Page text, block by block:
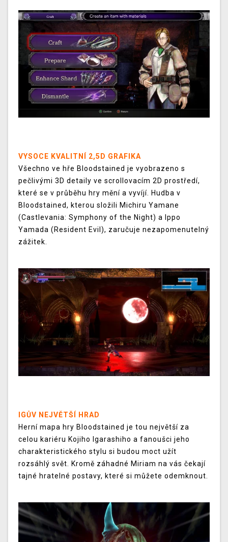
VYSOCE KVALITNÍ 2,5D GRAFIKA
Všechno ve hře Bloodstained je vyobrazeno s
pečlivými 3D detaily ve scrollovacím 2D prostředí,
které se v průběhu hry mění a vyvíjí. Hudba v
Bloodstained, kterou složili Michiru Yamane
(Castlevania: Symphony of the Night) a Ippo
Yamada (Resident Evil), zaručuje nezapomenutelný
zážitek.
IGŮV NEJVĚTŠÍ HRAD
Herní mapa hry Bloodstained je tou největší za
celou kariéru Kojiho Igarashiho a fanoušci jeho
charakteristického stylu si budou moct užít
rozsáhlý svět. Kromě záhadné Miriam na vás čekají
tajné hratelné postavy, které si můžete odemknout.